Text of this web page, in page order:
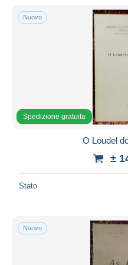
Nuovo
Spedizione gratuita
O Loudel
±
Stato
Nuovo